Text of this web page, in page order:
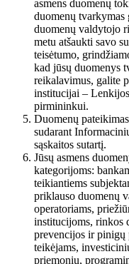
asmens duomenų
duomenų tvarkymas
duomenų valdytojo
metu atšaukti savo
teisėtumo,
kad jūsų duomenys
reikalavimus, galite
institucijai –
pirmininkui.
Duomenų
sudarant
sąskaitos sutartį.
Jūsų asmens
kategorijoms:
teikiantiems
priklauso duomenų
operatoriams,
institucijoms, rinkos
prevencijos ir
teikėjams,
priemonių,